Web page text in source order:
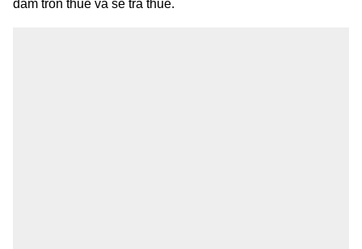
dám trốn thuế và sẽ trả thuế.